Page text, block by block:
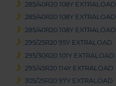
285/40R20 108Y EXTRALOAD
285/40R20 108Y EXTRALOAD
285/40R20 108Y EXTRALOAD
295/25R20 95Y EXTRALOAD
295/30R20 101Y EXTRALOAD
295/45R20 114Y EXTRALOAD
305/25R20 97Y EXTRALOAD